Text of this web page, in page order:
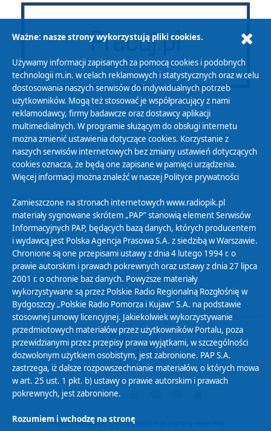
Polityka Prywatności
Zasady korzystania z Serwisu
Organizacje Pożytku Publicznego
Cyfryzacja DAB+
Polityka ochrony danych osobowych
Abonament
Zamówienia publiczne
Biuletyn Informacji Publicznej
Projekt i realizacja: © 2022Webtom.pl
Ważne: nasze strony wykorzystują pliki cookies.
Używamy informacji zapisanych za pomocą cookies i podobnych
technologii m.in. w celach reklamowych i statystycznych oraz w celu
dostosowania naszych serwisów do indywidualnych potrzeb
użytkowników. Mogą też stosować je współpracujący z nami
reklamodawcy, firmy badawcze oraz dostawcy aplikacji
multimedialnych. W programie służącym do obsługi internetu
można zmienić ustawienia dotyczące cookies. Korzystanie z
naszych serwisów internetowych bez zmiany ustawień dotyczących
cookies oznacza, że będą one zapisane w pamięci urządzenia.
Więcej informacji można znaleźć w naszej Polityce prywatności
Zamieszczone na stronach internetowych www.radiopik.pl
materiały sygnowane skrótem „PAP” stanowią element Serwisów
Informacyjnych PAP, będących bazą danych, których producentem
i wydawcą jest Polska Agencja Prasowa S.A. z siedzibą w Warszawie.
Chronione są one przepisami ustawy z dnia 4 lutego 1994 r. o
prawie autorskim i prawach pokrewnych oraz ustawy z dnia 27 lipca
2001 r. o ochronie baz danych. Powyższe materiały
wykorzystywane są przez Polskie Radio Regionalną Rozgłośnię w
Bydgoszczy „Polskie Radio Pomorza i Kujaw” S.A. na podstawie
stosownej umowy licencyjnej. Jakiekolwiek wykorzystywanie
przedmiotowych materiałów przez użytkowników Portalu, poza
przewidzianymi przez przepisy prawa wyjątkami, w szczególności
dozwolonym użytkiem osobistym, jest zabronione. PAP S.A.
zastrzega, iż dalsze rozpowszechnianie materiałów, o których mowa
w art. 25 ust. 1 pkt. b) ustawy o prawie autorskim i prawach
pokrewnych, jest zabronione.
Rozumiem i wchodzę na stronę